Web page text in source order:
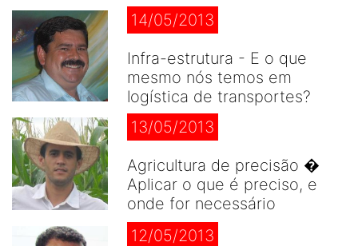
14/05/2013
Infra-estrutura - E o que
mesmo nós temos em
logística de transportes?
13/05/2013
Agricultura de precisão �
Aplicar o que é preciso, e
onde for necessário
12/05/2013